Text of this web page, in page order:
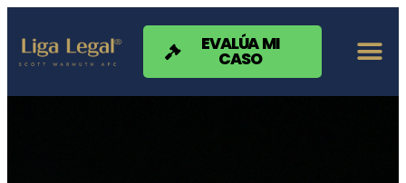
Nota:
sitio
web
EVALÚA MI
CASO